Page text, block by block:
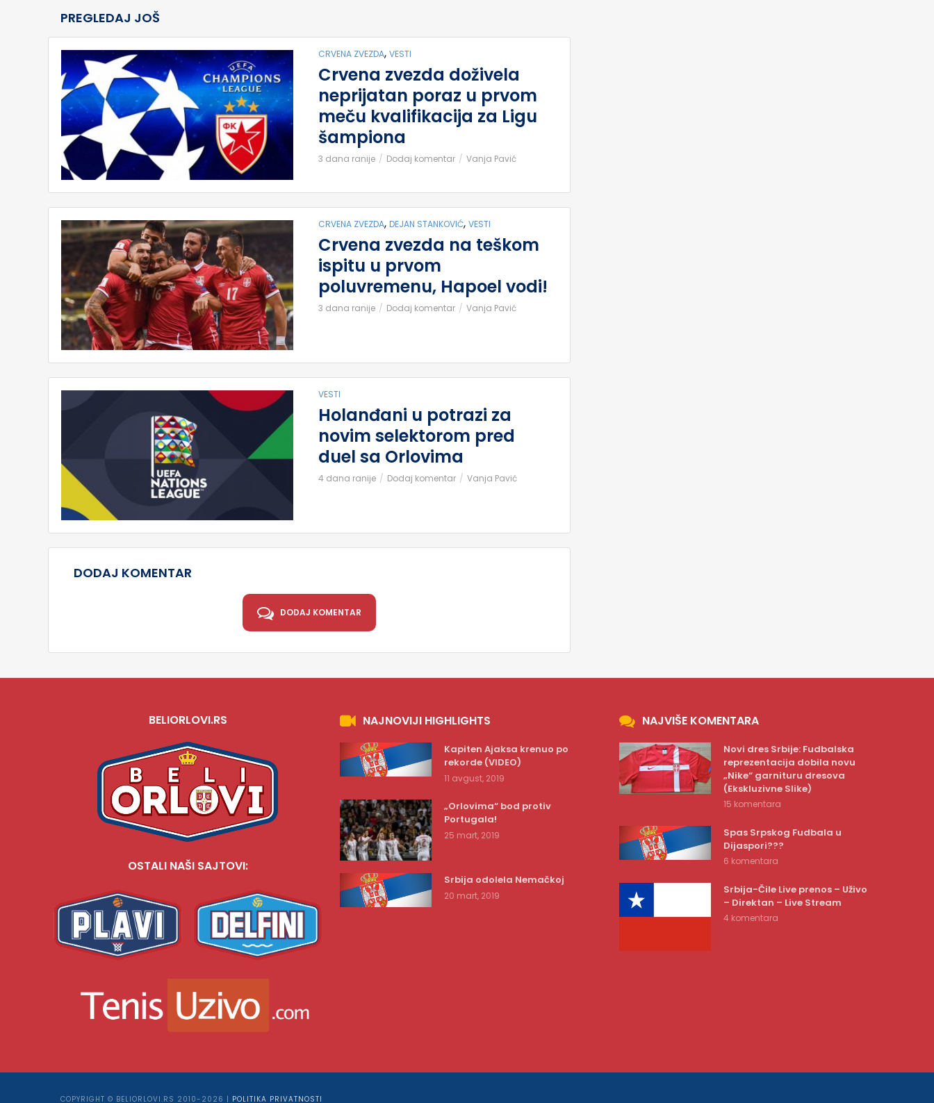
PREGLEDAJ JOŠ
CRVENA ZVEZDA, VESTI
Crvena zvezda doživela
neprijatan poraz u prvom
meču kvalifikacija za Ligu
šampiona
3 dana ranije Dodaj komentar Vanja Pavić
CRVENA ZVEZDA, DEJAN STANKOVIĆ, VESTI
Crvena zvezda na teškom
ispitu u prvom
poluvremenu, Hapoel vodi!
3 dana ranije Dodaj komentar Vanja Pavić
VESTI
Holanđani u potrazi za
novim selektorom pred
duel sa Orlovima
4 dana ranije Dodaj komentar Vanja Pavić
DODAJ KOMENTAR
DODAJ KOMENTAR
BELIORLOVI.RS
OSTALI NAŠI SAJTOVI:
NAJNOVIJI HIGHLIGHTS
Kapiten Ajaksa krenuo po
rekorde (VIDEO)
11 avgust, 2019
„Orlovima“ bod protiv
Portugala!
25 mart, 2019
Srbija odolela Nemačkoj
20 mart, 2019
NAJVIŠE KOMENTARA
Novi dres Srbije: Fudbalska
reprezentacija dobila novu
„Nike“ garnituru dresova
(Ekskluzivne Slike)
15 komentara
Spas Srpskog Fudbala u
Dijaspori???
6 komentara
Srbija-Čile Live prenos – Uživo
– Direktan – Live Stream
4 komentara
COPYRIGHT © BELIORLOVI.RS 2010-2026 | POLITIKA PRIVATNOSTI